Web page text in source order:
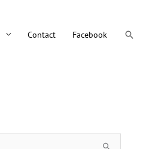
Contact Facebook Search